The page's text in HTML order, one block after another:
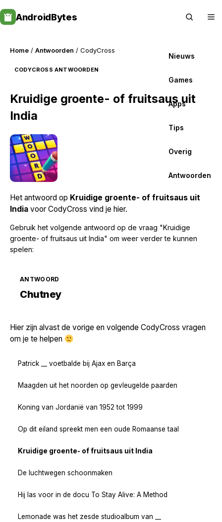
to
content
AndroidBytes
Nieuws
Games
Apps
Tips
Overig
Antwoorden
Home / Antwoorden / CodyCross
CODYCROSS ANTWOORDEN
Kruidige groente- of fruitsaus uit
India
Het antwoord op Kruidige groente- of fruitsaus uit
India voor CodyCross vind je hier.
Gebruik het volgende antwoord op de vraag "Kruidige
groente- of fruitsaus uit India" om weer verder te kunnen
spelen:
ANTWOORD
Chutney
Hier zijn alvast de vorige en volgende CodyCross vragen
om je te helpen
Patrick __ voetbalde bij Ajax en Barça
Maagden uit het noorden op gevleugelde paarden
Koning van Jordanië van 1952 tot 1999
Op dit eiland spreekt men een oude Romaanse taal
Kruidige groente- of fruitsaus uit India
De luchtwegen schoonmaken
Hij las voor in de docu To Stay Alive: A Method
Lemonade was het zesde studioalbum van __